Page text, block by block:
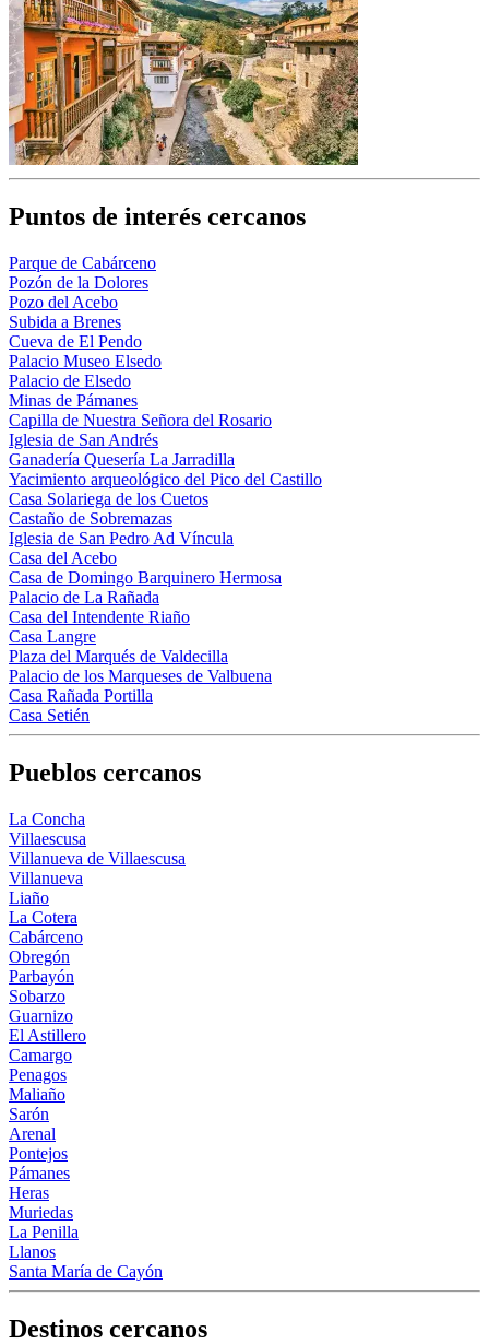
Puntos de interés cercanos
Parque de Cabárceno
Pozón de la Dolores
Pozo del Acebo
Subida a Brenes
Cueva de El Pendo
Palacio Museo Elsedo
Palacio de Elsedo
Minas de Pámanes
Capilla de Nuestra Señora del Rosario
Iglesia de San Andrés
Ganadería Quesería La Jarradilla
Yacimiento arqueológico del Pico del Castillo
Casa Solariega de los Cuetos
Castaño de Sobremazas
Iglesia de San Pedro Ad Víncula
Casa del Acebo
Casa de Domingo Barquinero Hermosa
Palacio de La Rañada
Casa del Intendente Riaño
Casa Langre
Plaza del Marqués de Valdecilla
Palacio de los Marqueses de Valbuena
Casa Rañada Portilla
Casa Setién
Pueblos cercanos
La Concha
Villaescusa
Villanueva de Villaescusa
Villanueva
Liaño
La Cotera
Cabárceno
Obregón
Parbayón
Sobarzo
Guarnizo
El Astillero
Camargo
Penagos
Maliaño
Sarón
Arenal
Pontejos
Pámanes
Heras
Muriedas
La Penilla
Llanos
Santa María de Cayón
Destinos cercanos